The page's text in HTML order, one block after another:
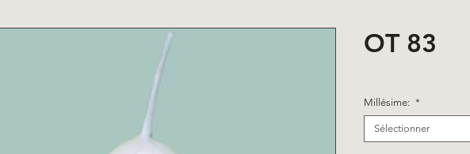
OT 83
Millésime: *
Sélectionner